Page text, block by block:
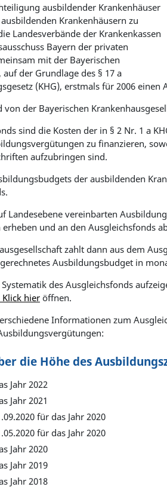
ausbildender Krankenhäuser
Krankenhäusern zu
Landesverbände der Krankenkassen
Bayern der privaten
mit der Bayerischen
der Grundlage des § 17 a
(KHG), erstmals für 2006 einen
der Bayerischen
sind die Kosten der in § 2 Nr. 1 a
zu finanzieren,
aufzubringen sind.
der ausbildenden
Landesebene vereinbarten
und an den Ausgleichsfonds
zahlt dann aus dem
Ausbildungsbudget in
des Ausgleichsfonds
hier öffnen.
Informationen zum
die Höhe des
Jahr 2022
Jahr 2021
für das Jahr 2020
für das Jahr 2020
Jahr 2020
Jahr 2019
Jahr 2018